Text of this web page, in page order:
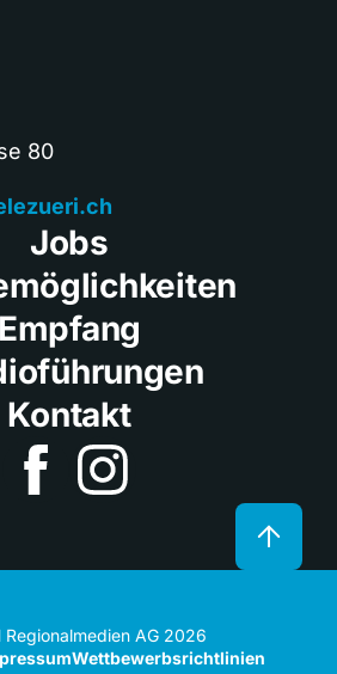
80
Jobs
Empfang
Kontakt
AG 2026
Wettbewerbsrichtlinien